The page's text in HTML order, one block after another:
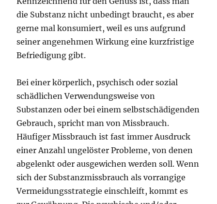
die Substanz nicht unbedingt braucht, es aber
gerne mal konsumiert, weil es uns aufgrund
seiner angenehmen Wirkung eine kurzfristige
Befriedigung gibt.
Bei einer körperlich, psychisch oder sozial
schädlichen Verwendungsweise von
Substanzen oder bei einem selbstschädigenden
Gebrauch, spricht man von Missbrauch.
Häufiger Missbrauch ist fast immer Ausdruck
einer Anzahl ungelöster Probleme, von denen
abgelenkt oder ausgewichen werden soll. Wenn
sich der Substanzmissbrauch als vorrangige
Vermeidungsstrategie einschleift, kommt es